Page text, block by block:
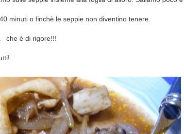
minuti o finchè le seppie non diventino tenere.
che è di rigore!!!